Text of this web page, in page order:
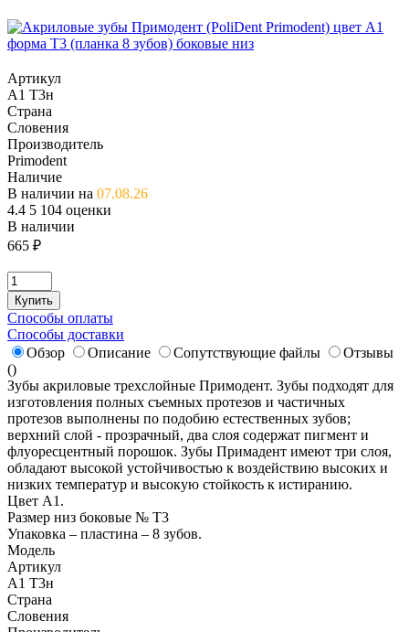
Артикул
A1 T3н
Страна
Словения
Производитель
Primodent
Наличие
В наличии на 07.08.26
4.4 5 104 оценки
В наличии
665 ₽
Купить
Способы оплаты
Способы доставки
Обзор
Описание Сопутствующие файлы
Отзывы
()
Зубы акриловые трехслойные Примодент. Зубы подходят для
изготовления полных съемных протезов и частичных
протезов выполнены по подобию естественных зубов;
верхний слой - прозрачный, два слоя содержат пигмент и
флуоресцентный порошок. Зубы Примадент имеют три слоя,
обладают высокой устойчивостью к воздействию высоких и
низких температур и высокую стойкость к истиранию.
Цвет А1.
Размер низ боковые № T3
Упаковка – пластина – 8 зубов.
Модель
Артикул
A1 T3н
Страна
Словения